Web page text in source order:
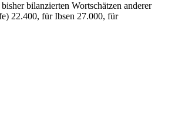
bilanzierten Wortschätzen anderer
22.400, für Ibsen 27.000, für